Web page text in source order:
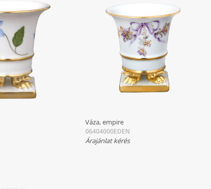
Váza, empire
06404000EDEN
Árajánlat kérés